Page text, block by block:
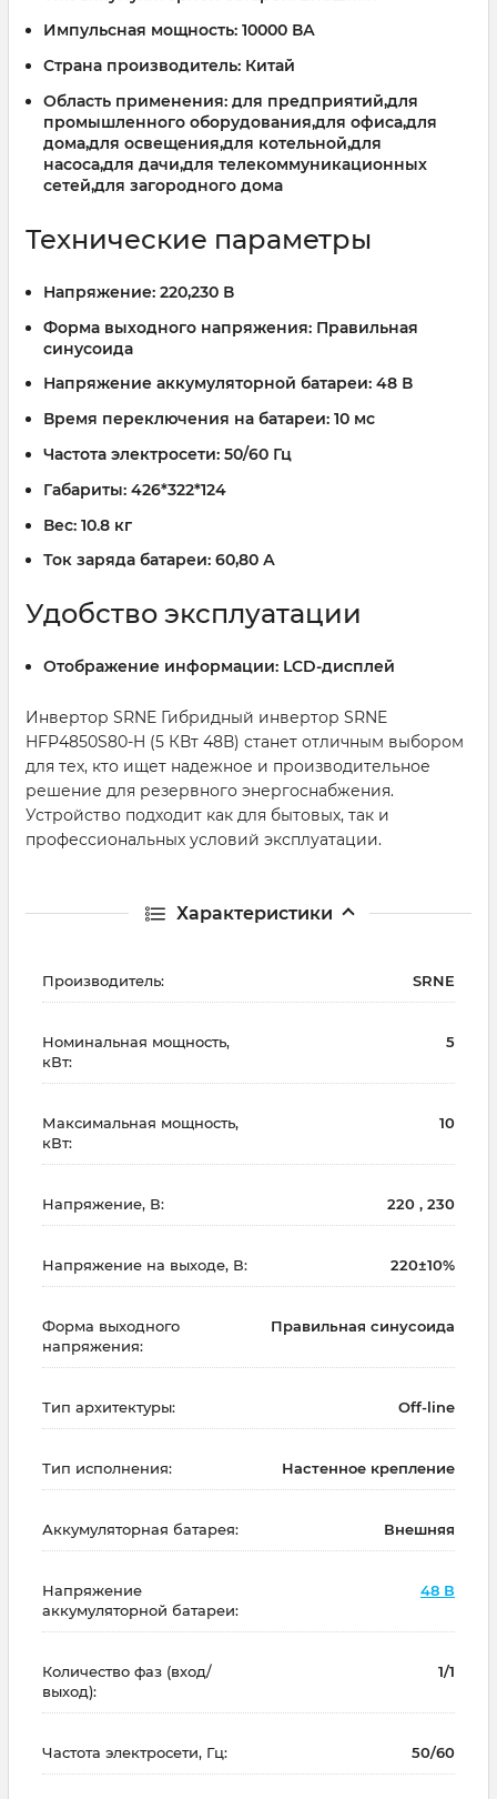
Импульсная мощность: 10000 ВА
Страна производитель: Китай
Область применения: для предприятий,для
промышленного оборудования,для офиса,для
дома,для освещения,для котельной,для
насоса,для дачи,для телекоммуникационных
сетей,для загородного дома
Технические параметры
Напряжение: 220,230 В
Форма выходного напряжения: Правильная
синусоида
Напряжение аккумуляторной батареи: 48 В
Время переключения на батареи: 10 мс
Частота электросети: 50/60 Гц
Габариты: 426*322*124
Вес: 10.8 кг
Ток заряда батареи: 60,80 А
Удобство эксплуатации
Отображение информации: LCD-дисплей
Инвертор SRNE Гибридный инвертор SRNE
HFP4850S80-H (5 КВт 48В) станет отличным выбором
для тех, кто ищет надежное и производительное
решение для резервного энергоснабжения.
Устройство подходит как для бытовых, так и
профессиональных условий эксплуатации.
Характеристики
Производитель: SRNE
Номинальная мощность,
кВт:
5
Максимальная мощность,
кВт:
10
Напряжение, В: 220 , 230
Напряжение на выходе, В: 220±10%
Форма выходного
напряжения:
Правильная синусоида
Тип архитектуры: Off-line
Тип исполнения: Настенное крепление
Аккумуляторная батарея: Внешняя
Напряжение
аккумуляторной батареи:
48 В
Количество фаз (вход/
выход):
1/1
Частота электросети, Гц: 50/60